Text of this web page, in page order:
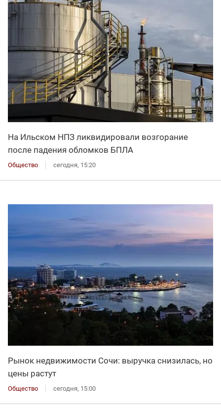
На Ильском НПЗ ликвидировали возгорание
после падения обломков БПЛА
Общество сегодня, 15:20
Рынок недвижимости Сочи: выручка снизилась, но
цены растут
Общество сегодня, 15:00